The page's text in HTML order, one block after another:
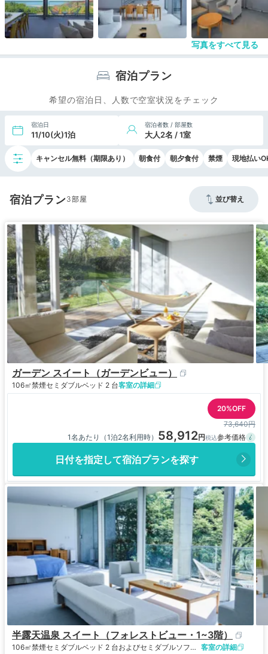
写真をすべて見る
宿泊プラン
希望の宿泊日、人数で空室状況をチェック
宿泊日
11/10(火)1泊
宿泊者数 / 部屋数
大人2名 / 1室
キャンセル無料（期限あり） 朝食付 朝夕食付 禁煙 現地払い
宿泊プラン3 並び替え
ガーデン スイート（ガーデンビュー）
106㎡禁煙セミダブルベッド 2 台客室の詳細
20%OFF
73,640円
1名あたり（1泊2名利用時） 58,912
日付を指定して宿泊プランを探す
半露天温泉 スイート（フォレストビュー・1~3階）
106㎡禁煙 セミダブルベッド 2 台およびセミダブルソファーベッド 1 台 客室の詳細